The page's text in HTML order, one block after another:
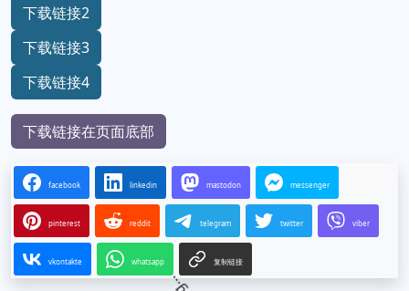
下载链接2
下载链接3
下载链接4
下载链接在页面底部
facebook linkedin mastodon messenger
pinterest reddit telegram twitter viber
vkontakte whatsapp 复制链接